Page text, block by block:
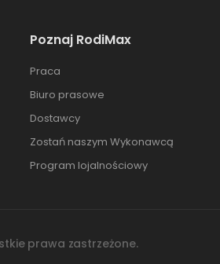
Poznaj RodiMax
Praca
Biuro prasowe
Dostawcy
Zostań naszym Wykonawcą
Program lojalnościowy
prawa zastrzeżone.